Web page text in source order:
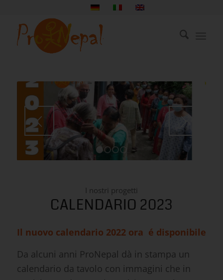
2
I nostri progetti
CALENDARIO 2023
Il nuovo calendario 2022 ora é disponibile
Da alcuni anni ProNepal dà in stampa un
calendario da tavolo con immagini che in